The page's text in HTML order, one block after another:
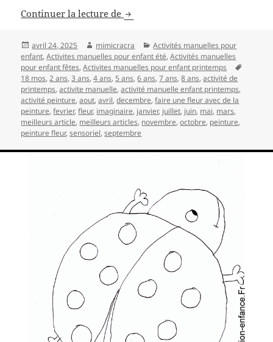
Continuer la lecture de Activité manuelle de peinture:
Publié
le
avril 24, 2025 Auteur
mimicracra Catégories
Activités manuelles pour
enfant,Activites manuelles pour enfant été,Activités manuelles
pour enfant fêtes,Activites manuelles pour enfant printemps
18 mos,2 ans,3 ans,4 ans,5 ans,6 ans,7 ans,8 ans,activité de
printemps,activite manuelle,activité manuelle enfant printemps,
activité peinture,aout,avril,decembre,faire une fleur avec de la
peinture,fevrier,fleur, imaginaire, janvier, juillet, juin, mai, mars,
meilleurs article, meilleurs articles, novembre,octobre, peinture,
peinture fleur,sensoriel,septembre